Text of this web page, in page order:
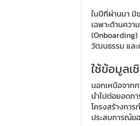
ในปีที่ผ่านมา มิ
เฉพาะด้านคว
(Onboarding)
วัฒนธรรม และ
ใช้ข้อมูล
นอกเหนือจาก
นำไปต่อยอดก
โครงสร้างกา
ประสบการณ์ข